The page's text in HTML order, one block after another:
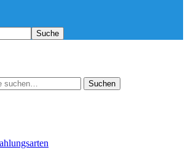
Suchen